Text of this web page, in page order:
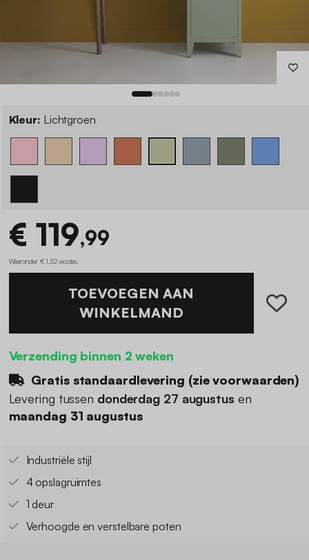
Kleur: Lichtgroen
€ 119,99
Waaronder € 1,52 ecotax
TOEVOEGEN AAN
WINKELMAND
Verzending binnen 2 weken
Gratis standaardlevering (zie voorwaarden)
Levering tussen donderdag 27 augustus en
maandag 31 augustus
Industriële stijl
4 opslagruimtes
1 deur
Verhoogde en verstelbare poten